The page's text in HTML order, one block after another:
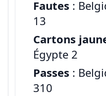
Fautes :
13
Cartons
Égypte 2
Passes :
310